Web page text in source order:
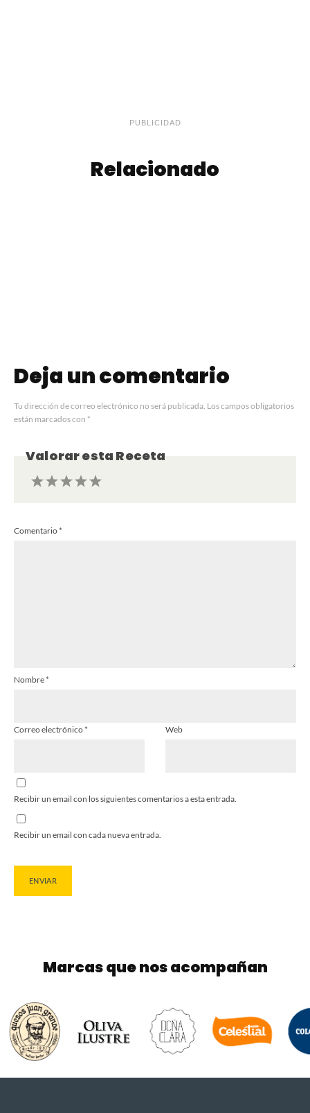
PUBLICIDAD
Relacionado
Deja un comentario
Tu dirección de correo electrónico no será publicada. Los campos obligatorios
están marcados con *
Valorar esta Receta
Estrellas
Estrella
Comentario*
Nombre*
Correo electrónico* Web
Recibir un email con los siguientes comentarios a esta entrada.
Recibir un email con cada nueva entrada.
Marcas que nos acompañan